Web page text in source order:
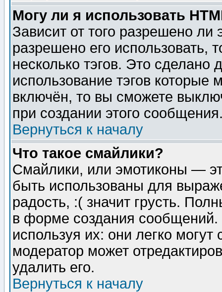
Могу ли я использовать
Зависит от того разрешено
разрешено его использовать,
несколько тэгов. Это сделано
использование тэгов
включён, то вы сможете
при создании этого
Вернуться к началу
Что такое смайлики?
Смайлики, или эмотиконы —
быть использованы для
радость, :( значит грусть.
в форме создания сообщений.
используя их: они легко
модератор может
удалить его.
Вернуться к началу